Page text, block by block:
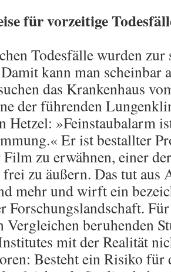
für vorzeitige
Todesfälle wurden zur
kann man scheinbar
das Krankenhaus
der führenden
Hetzel: »Feinstaubalarm
Er ist bestallter
zu erwähnen, einer
frei zu äußern. Das tut aus
mehr und wirft ein
Forschungslandschaft.
Vergleichen beruhenden
mit der Realität
Besteht ein Risiko für